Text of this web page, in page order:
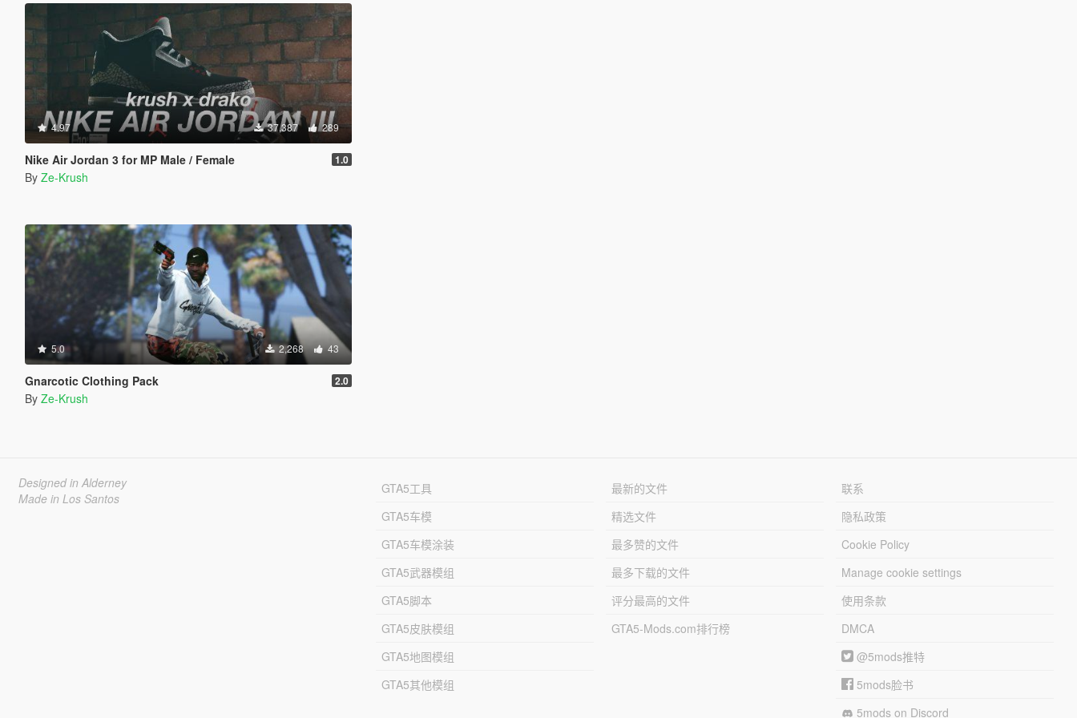
4.97 37,387 289
Nike Air Jordan 3 for MP Male / Female 1.0
By Ze-Krush
5.0 2,268 43
Gnarcotic Clothing Pack 2.0
By Ze-Krush
Designed in Alderney
Made in Los Santos
GTA5工具
GTA5车模
GTA5车模涂装
GTA5武器模组
GTA5脚本
GTA5皮肤模组
GTA5地图模组
GTA5其他模组
最新的文件
精选文件
最多赞的文件
最多下载的文件
评分最高的文件
GTA5-Mods.com排行榜
联系
隐私政策
Cookie Policy
Manage cookie settings
使用条款
DMCA
@5mods推特
5mods脸书
5mods on Discord